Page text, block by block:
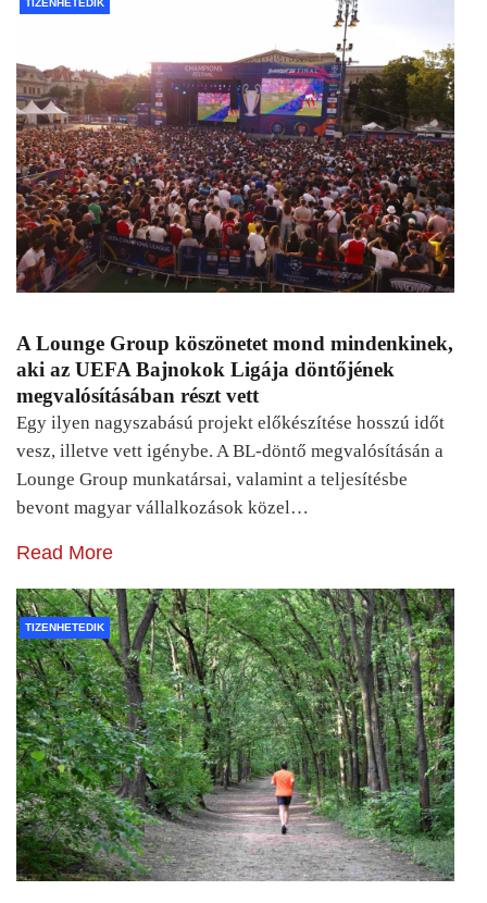
A Lounge Group köszönetet mond mindenkinek,
aki az UEFA Bajnokok Ligája döntőjének
megvalósításában részt vett
Egy ilyen nagyszabású projekt előkészítése hosszú időt
vesz, illetve vett igénybe. A BL-döntő megvalósításán a
Lounge Group munkatársai, valamint a teljesítésbe
bevont magyar vállalkozások közel…
Read More
TIZENHETEDIK